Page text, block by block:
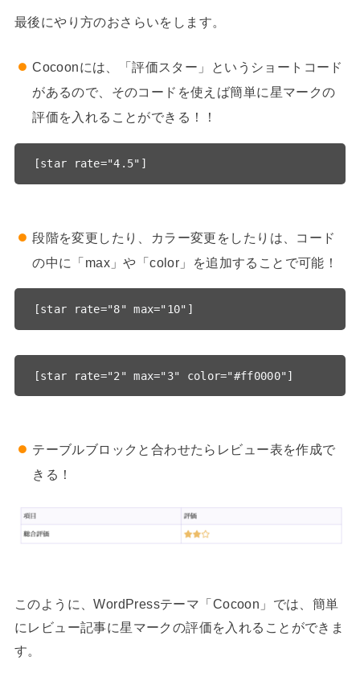
最後にやり方のおさらいをします。
Cocoonには、「評価スター」というショートコード
があるので、そのコードを使えば簡単に星マークの
評価を入れることができる！！
段階を変更したり、カラー変更をしたりは、コード
の中に「max」や「color」を追加することで可能！
テーブルブロックと合わせたらレビュー表を作成で
きる！
このように、WordPressテーマ「Cocoon」では、簡単
にレビュー記事に星マークの評価を入れることができま
す。